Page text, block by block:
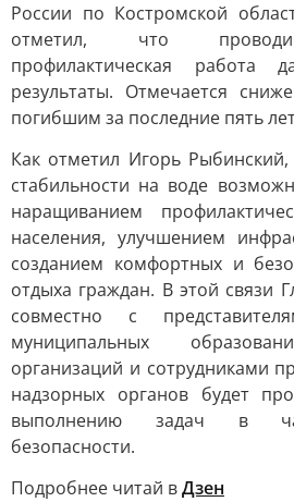
России по Костромской
отметил, что
профилактическая работа
результаты. Отмечается
погибшим за последние пять
Как отметил Игорь
стабильности на воде
наращиванием
населения, улучшением
созданием комфортных и
отдыха граждан. В этой связи
совместно с
муниципальных
организаций и сотрудниками
надзорных органов будет
выполнению задач в
безопасности.
Подробнее читай вДзен